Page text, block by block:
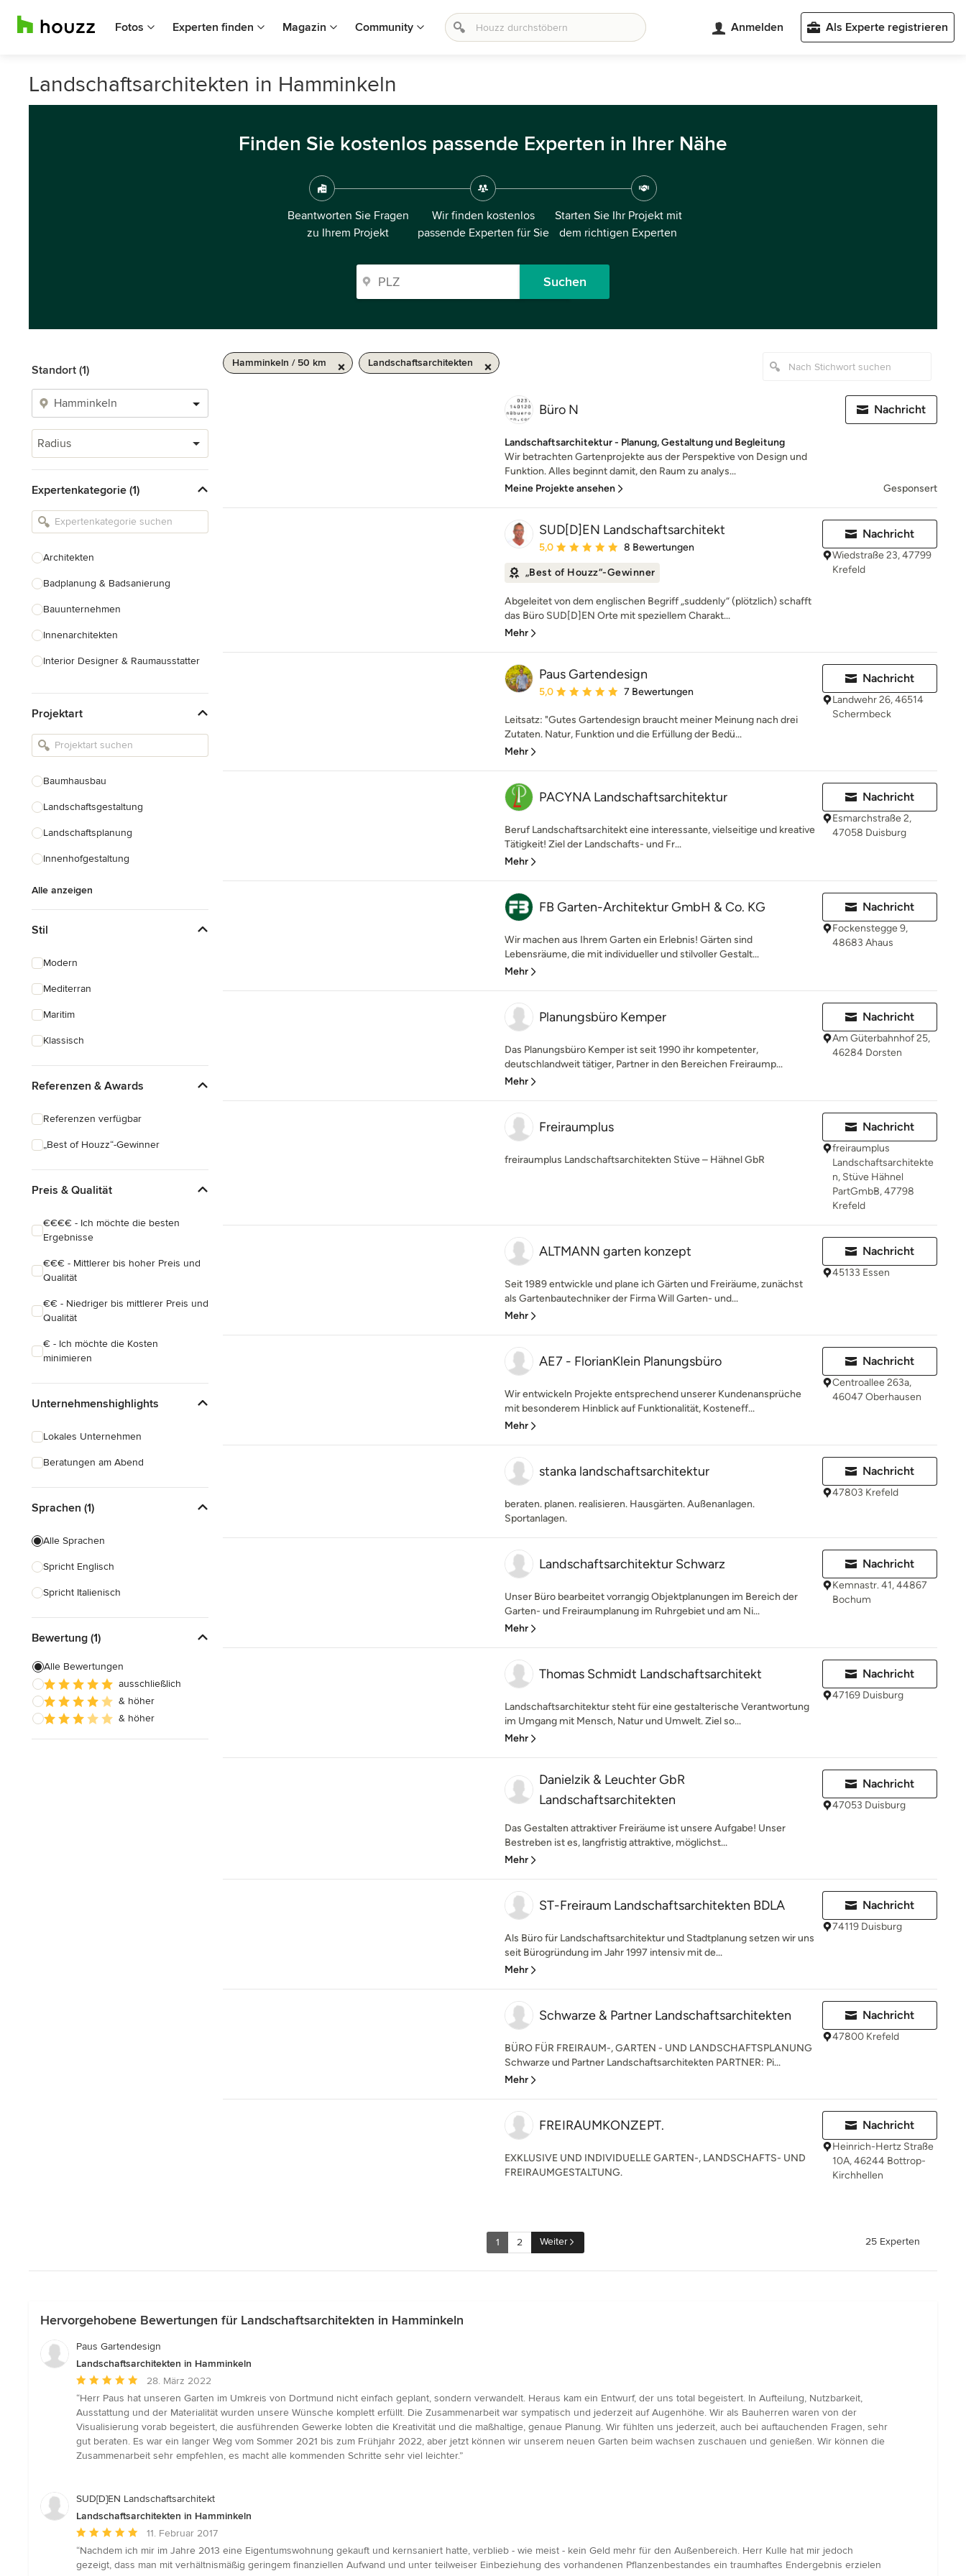
Fotos Experten finden Magazin Community Anmelden Als Experte registrieren
Landschaftsarchitekten in Hamminkeln
Finden Sie kostenlos passende Experten in Ihrer Nähe
Beantworten Sie Fragen
zu Ihrem Projekt
Wir finden kostenlos
passende Experten für Sie
Starten Sie Ihr Projekt mit
dem richtigen Experten
Suchen
Standort (1)
Radius
Expertenkategorie (1)
Architekten
Badplanung & Badsanierung
Bauunternehmen
Innenarchitekten
Interior Designer & Raumausstatter
Landschaftsarchitekten
Armaturen & Sanitärbedarf
Projektart
Baumhausbau
Landschaftsgestaltung
Landschaftsplanung
Innenhofgestaltung
Alle anzeigen
Stil
Modern
Mediterran
Maritim
Klassisch
Referenzen & Awards
Referenzen verfügbar
„Best of Houzz“-Gewinner
Preis & Qualität
€€€€ - Ich möchte die besten
Ergebnisse
€€€ - Mittlerer bis hoher Preis und
Qualität
€€ - Niedriger bis mittlerer Preis und
Qualität
€ - Ich möchte die Kosten
minimieren
Unternehmenshighlights
Lokales Unternehmen
Beratungen am Abend
Sprachen (1)
Alle Sprachen
Spricht Englisch
Spricht Italienisch
Bewertung (1)
Alle Bewertungen
ausschließlich
& höher
& höher
Hamminkeln / 50 km Landschaftsarchitekten
Büro N
Landschaftsarchitektur - Planung, Gestaltung und Begleitung
Wir betrachten Gartenprojekte aus der Perspektive von Design und
Funktion. Alles beginnt damit, den Raum zu analys...
Meine Projekte ansehen
Nachricht
Gesponsert
SUD[D]EN Landschaftsarchitekt
Durchschnittliche Bewertung: 5 von 5 Sternen
5,0 8 Bewertungen
„Best of Houzz“-Gewinner
Abgeleitet von dem englischen Begriff „suddenly“ (plötzlich) schafft
das Büro SUD[D]EN Orte mit speziellem Charakt...
Mehr
Nachricht
Wiedstraße 23, 47799
Krefeld
Paus Gartendesign
Durchschnittliche Bewertung: 5 von 5 Sternen
5,0 7 Bewertungen
Leitsatz: "Gutes Gartendesign braucht meiner Meinung nach drei
Zutaten. Natur, Funktion und die Erfüllung der Bedü...
Mehr
Nachricht
Landwehr 26, 46514
Schermbeck
PACYNA Landschaftsarchitektur
Beruf Landschaftsarchitekt eine interessante, vielseitige und kreative
Tätigkeit! Ziel der Landschafts- und Fr...
Mehr
Nachricht
Esmarchstraße 2,
47058 Duisburg
FB Garten-Architektur GmbH & Co. KG
Wir machen aus Ihrem Garten ein Erlebnis! Gärten sind
Lebensräume, die mit individueller und stilvoller Gestalt...
Mehr
Nachricht
Fockenstegge 9,
48683 Ahaus
Planungsbüro Kemper
Das Planungsbüro Kemper ist seit 1990 ihr kompetenter,
deutschlandweit tätiger, Partner in den Bereichen Freiraump...
Mehr
Nachricht
Am Güterbahnhof 25,
46284 Dorsten
Freiraumplus
freiraumplus Landschaftsarchitekten Stüve – Hähnel GbR
Nachricht
freiraumplus
Landschaftsarchitekte
n, Stüve Hähnel
PartGmbB, 47798
Krefeld
ALTMANN garten konzept
Seit 1989 entwickle und plane ich Gärten und Freiräume, zunächst
als Gartenbautechniker der Firma Will Garten- und...
Mehr
Nachricht
45133 Essen
AE7 - FlorianKlein Planungsbüro
Wir entwickeln Projekte entsprechend unserer Kundenansprüche
mit besonderem Hinblick auf Funktionalität, Kosteneff...
Mehr
Nachricht
Centroallee 263a,
46047 Oberhausen
stanka landschaftsarchitektur
beraten. planen. realisieren. Hausgärten. Außenanlagen.
Sportanlagen.
Nachricht
47803 Krefeld
Landschaftsarchitektur Schwarz
Unser Büro bearbeitet vorrangig Objektplanungen im Bereich der
Garten- und Freiraumplanung im Ruhrgebiet und am Ni...
Mehr
Nachricht
Kemnastr. 41, 44867
Bochum
Thomas Schmidt Landschaftsarchitekt
Landschaftsarchitektur steht für eine gestalterische Verantwortung
im Umgang mit Mensch, Natur und Umwelt. Ziel so...
Mehr
Nachricht
47169 Duisburg
Danielzik & Leuchter GbR
Landschaftsarchitekten
Das Gestalten attraktiver Freiräume ist unsere Aufgabe! Unser
Bestreben ist es, langfristig attraktive, möglichst...
Mehr
Nachricht
47053 Duisburg
ST-Freiraum Landschaftsarchitekten BDLA
Als Büro für Landschaftsarchitektur und Stadtplanung setzen wir uns
seit Bürogründung im Jahr 1997 intensiv mit de...
Mehr
Nachricht
74119 Duisburg
Schwarze & Partner Landschaftsarchitekten
BÜRO FÜR FREIRAUM-, GARTEN - UND LANDSCHAFTSPLANUNG
Schwarze und Partner Landschaftsarchitekten PARTNER: Pi...
Mehr
Nachricht
47800 Krefeld
FREIRAUMKONZEPT.
EXKLUSIVE UND INDIVIDUELLE GARTEN-, LANDSCHAFTS- UND
FREIRAUMGESTALTUNG.
Nachricht
Heinrich-Hertz Straße
10A, 46244 Bottrop-
Kirchhellen
1 2 Weiter 25 Experten
Hervorgehobene Bewertungen für Landschaftsarchitekten in Hamminkeln
Paus Gartendesign
Landschaftsarchitekten in Hamminkeln
Durchschnittliche
Bewertung:
5
von
5
Sternen
28. März 2022
“Herr Paus hat unseren Garten im Umkreis von Dortmund nicht einfach geplant, sondern verwandelt. Heraus kam ein Entwurf, der uns total begeistert. In Aufteilung, Nutzbarkeit,
Ausstattung und der Materialität wurden unsere Wünsche komplett erfüllt. Die Zusammenarbeit war sympatisch und jederzeit auf Augenhöhe. Wir als Bauherren waren von der
Visualisierung vorab begeistert, die ausführenden Gewerke lobten die Kreativität und die maßhaltige, genaue Planung. Wir fühlten uns jederzeit, auch bei auftauchenden Fragen, sehr
gut beraten. Es war ein langer Weg vom Sommer 2021 bis zum Frühjahr 2022, aber jetzt können wir unserem neuen Garten beim wachsen zuschauen und genießen. Wir können die
Zusammenarbeit sehr empfehlen, es macht alle kommenden Schritte sehr viel leichter.”
SUD[D]EN Landschaftsarchitekt
Landschaftsarchitekten in Hamminkeln
Durchschnittliche
Bewertung:
5
11. Februar 2017
“Nachdem ich mir im Jahre 2013 eine Eigentumswohnung gekauft und kernsaniert hatte, verblieb - wie meist - kein Geld mehr für den Außenbereich. Herr Kulle hat mir jedoch
gezeigt, dass man mit verhältnismäßig geringem finanziellen Aufwand und unter teilweiser Einbeziehung des vorhandenen Pflanzenbestandes ein traumhaftes Endergebnis erzielen